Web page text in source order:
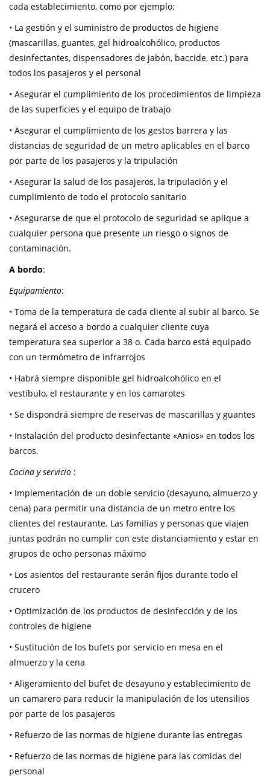
cada establecimiento, como por ejemplo:
• La gestión y el suministro de productos de higiene
(mascarillas, guantes, gel hidroalcohólico, productos
desinfectantes, dispensadores de jabón, baccide, etc.) para
todos los pasajeros y el personal
• Asegurar el cumplimiento de los procedimientos de limpieza
de las superficies y el equipo de trabajo
• Asegurar el cumplimiento de los gestos barrera y las
distancias de seguridad de un metro aplicables en el barco
por parte de los pasajeros y la tripulación
• Asegurar la salud de los pasajeros, la tripulación y el
cumplimiento de todo el protocolo sanitario
• Asegurarse de que el protocolo de seguridad se aplique a
cualquier persona que presente un riesgo o signos de
contaminación.
A bordo:
Equipamiento:
• Toma de la temperatura de cada cliente al subir al barco. Se
negará el acceso a bordo a cualquier cliente cuya
temperatura sea superior a 38 o. Cada barco está equipado
con un termómetro de infrarrojos
• Habrá siempre disponible gel hidroalcohólico en el
vestíbulo, el restaurante y en los camarotes
• Se dispondrá siempre de reservas de mascarillas y guantes
• Instalación del producto desinfectante «Anios» en todos los
barcos.
Cocina y servicio :
• Implementación de un doble servicio (desayuno, almuerzo y
cena) para permitir una distancia de un metro entre los
clientes del restaurante. Las familias y personas que viajen
juntas podrán no cumplir con este distanciamiento y estar en
grupos de ocho personas máximo
• Los asientos del restaurante serán fijos durante todo el
crucero
• Optimización de los productos de desinfección y de los
controles de higiene
• Sustitución de los bufets por servicio en mesa en el
almuerzo y la cena
• Aligeramiento del bufet de desayuno y establecimiento de
un camarero para reducir la manipulación de los utensilios
por parte de los pasajeros
• Refuerzo de las normas de higiene durante las entregas
• Refuerzo de las normas de higiene para las comidas del
personal